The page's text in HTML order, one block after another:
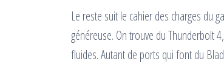
Le reste suit le cahier des charges du
généreuse. On trouve du Thunderbolt
fluides. Autant de ports qui font du